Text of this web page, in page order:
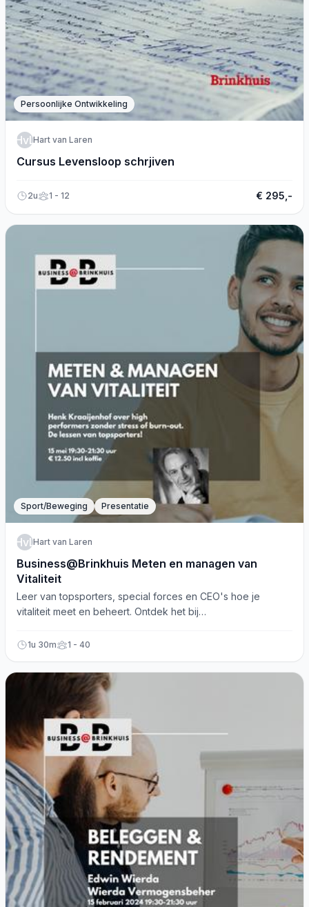
Persoonlijke Ontwikkeling
HvLHart van Laren
Cursus Levensloop schrjiven
2u 1 - 12 € 295,-
Sport/Beweging Presentatie
HvLHart van Laren
Business@Brinkhuis Meten en managen van
Vitaliteit
Leer van topsporters, special forces en CEO's hoe je
vitaliteit meet en beheert. Ontdek het bij
1u 30m 1 - 40